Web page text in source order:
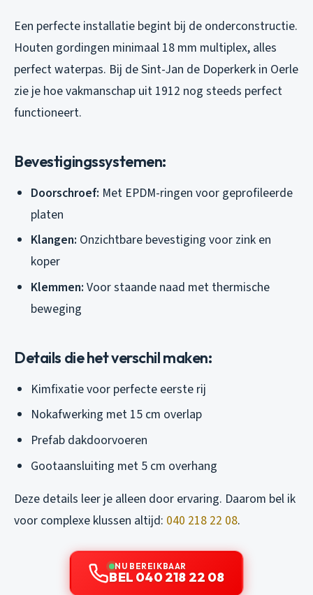
Een perfecte installatie begint bij de onderconstructie.
Houten gordingen minimaal 18 mm multiplex, alles
perfect waterpas. Bij de Sint-Jan de Doperkerk in Oerle
zie je hoe vakmanschap uit 1912 nog steeds perfect
functioneert.
Bevestigingssystemen:
Doorschroef: Met EPDM-ringen voor geprofileerde
platen
Klangen: Onzichtbare bevestiging voor zink en
koper
Klemmen: Voor staande naad met thermische
beweging
Details die het verschil maken:
Kimfixatie voor perfecte eerste rij
Nokafwerking met 15 cm overlap
Prefab dakdoorvoeren
Gootaansluiting met 5 cm overhang
Deze details leer je alleen door ervaring. Daarom bel ik
voor complexe klussen altijd: 040 218 22 08.
NU BEREIKBAAR
BEL 040 218 22 08